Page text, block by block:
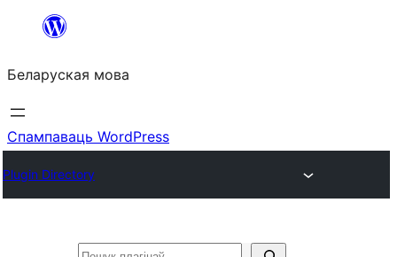
Перайсці
змесціва
Беларуская мова
Спампаваць WordPress
Plugin Directory